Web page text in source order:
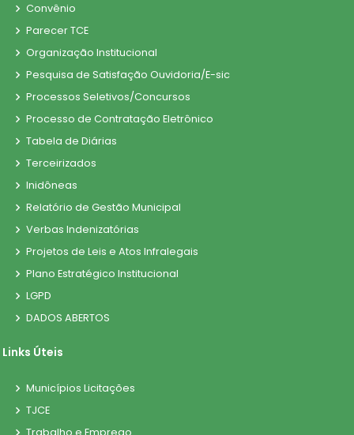
Convênio
Parecer TCE
Organização Institucional
Pesquisa de Satisfação Ouvidoria/E-sic
Processos Seletivos/Concursos
Processo de Contratação Eletrônico
Tabela de Diárias
Terceirizados
Inidôneas
Relatório de Gestão Municipal
Verbas Indenizatórias
Projetos de Leis e Atos Infralegais
Plano Estratégico Institucional
LGPD
DADOS ABERTOS
Links Úteis
Municípios Licitações
TJCE
Trabalho e Emprego